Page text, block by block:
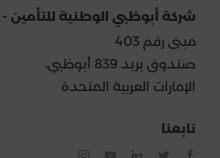
شركة أبوظبي الوطنية للتأمين -
مبنى رقم 403
صندوق بريد 839 أبوظبي،
الإمارات العربية المتحدة
تابعنا